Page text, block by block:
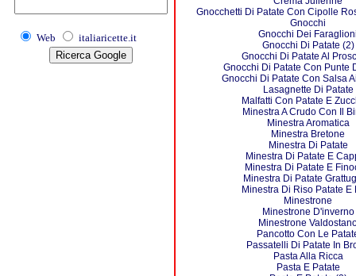
Web italiaricette.it
Gnocchetti Di Patate Con Cipolle
Gnocchi
Gnocchi Dei
Gnocchi Di Patate (2)
Gnocchi Di Patate Al
Gnocchi Di Patate Con Punte
Gnocchi Di Patate Con Salsa
Lasagnette Di Patate
Malfatti Con Patate E
Minestra A Crudo Con Il
Minestra Aromatica
Minestra Bretone
Minestra Di Patate
Minestra Di Patate E
Minestra Di Patate E
Minestra Di Patate
Minestra Di Riso Patate E
Minestrone
Minestrone D'inverno
Minestrone
Pancotto Con Le
Passatelli Di Patate In
Pasta Alla Ricca
Pasta E Patate